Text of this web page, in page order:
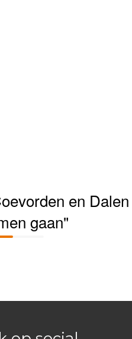
en
gaan"